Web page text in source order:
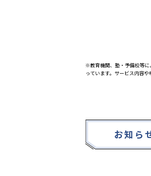
※教育機関、塾・予備校等に
っています。サービス内容
お知ら